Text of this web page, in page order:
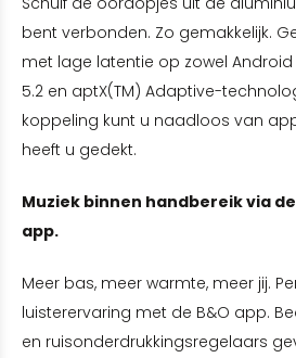
bent verbonden. Zo gemakkelijk.
met lage latentie op zowel
5.2 en aptX(TM) Adaptive-
koppeling kunt u naadloos van
heeft u gedekt.
Muziek binnen handbereik via
app.
Meer bas, meer warmte, meer jij.
luisterervaring met de B&O app.
en ruisonderdrukkingsregelaars